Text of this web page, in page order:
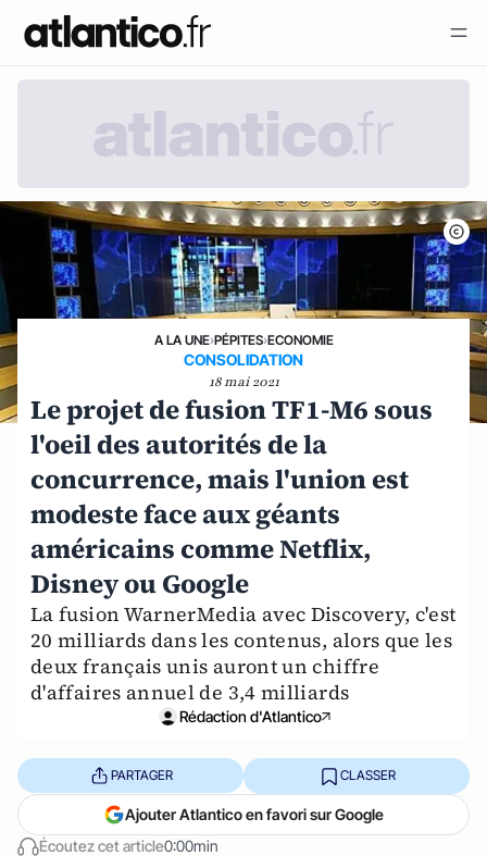
A LA UNE›PÉPITES›ECONOMIE
CONSOLIDATION
18 mai 2021
Le projet de fusion TF1-M6 sous
l'oeil des autorités de la
concurrence, mais l'union est
modeste face aux géants
américains comme Netflix,
Disney ou Google
La fusion WarnerMedia avec Discovery, c'est
20 milliards dans les contenus, alors que les
deux français unis auront un chiffre
d'affaires annuel de 3,4 milliards
Rédaction d'Atlantico
Écoutez cet article0:00min
PARTAGER CLASSER
Ajouter Atlantico en favori sur Google